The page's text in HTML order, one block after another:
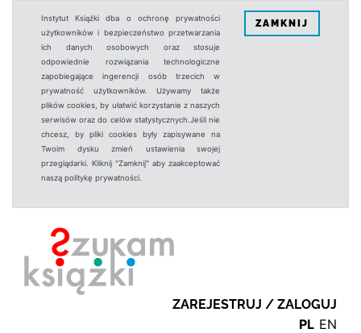
Instytut Książki dba o ochronę prywatności
użytkowników i bezpieczeństwo przetwarzania
ich danych osobowych oraz stosuje
odpowiednie rozwiązania technologiczne
zapobiegające ingerencji osób trzecich w
prywatność użytkowników. Używamy także
plików cookies, by ułatwić korzystanie z naszych
serwisów oraz do celów statystycznych.Jeśli nie
chcesz, by pliki cookies były zapisywane na
Twoim dysku zmień ustawienia swojej
przeglądarki. Kliknij "Zamknij" aby zaakceptować
naszą politykę prywatności.
ZAMKNIJ
ZAREJESTRUJ / ZALOGUJ
PL EN